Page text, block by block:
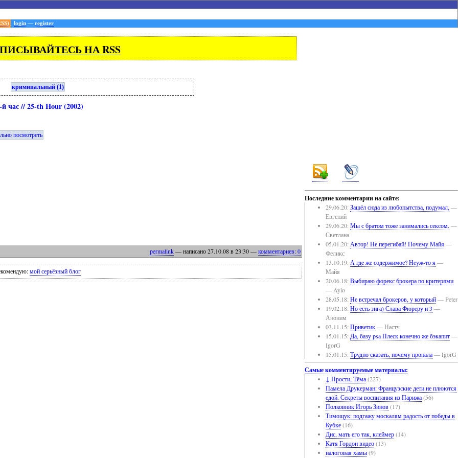
login — register
Последние комментарии на сайте:
29.06.20: Зашёл сюда из любопытства, подумал, —
Евгений
29.06.20: Мы с братом тоже занимались сексом. —
Светлана
05.01.20: Автор! Не перегибай! Почему Майя—
Феликс
13.10.19: А где же содержимое? Неуж-то я—
Майя
20.06.18: Выбираю форекс брокера по критерями
— Aylo
28.05.18: Не встречал брокеров, у который— Peter
19.02.18: Но есть зига) Слава Фюреру и 3 —
Аноним
03.11.15: Приветик— Настч
15.01.15: Да, базу psa Плеск конечно же бэкапит—
IgorG
15.01.15: Трудно сказать, почему пропала— IgorG
Самые комментируемые материалы:
↓ Прости, Тёма(227)
Памела Друкерман: Французские дети не плюются
едой. Секреты воспитания из Парижа(56)
Полковник Игорь Зинов(17)
Тимощук: подгажу москалям радость от победы в
Кубке(16)
Дис, мать его так, клеймер(14)
Катя Гордон видео(13)
налоговая хамы(9)
НА RSS
криминальный (1)
й час // 25-th Hour (2002)
посмотреть
permalink— написано27.10.08в 23:30—комментариев: 0
мой серьёзный блог